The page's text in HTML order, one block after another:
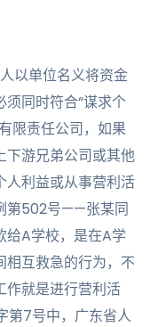
以单位名义将资金
同时符合“谋求个
限责任公司，如果
下游兄弟公司或其他
人利益或从事营利活
第502号——张某同
给A学校，是在A学
相互救急的行为，不
作就是进行营利活
第7号中，广东省人